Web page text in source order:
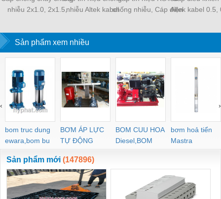
nhiễu 2x1.0, 2x1.5,nhiễu Altek kabelchống nhiễu, Cáp điệnAltek kabel 0.5,
Sản phẩm xem nhiều
bom truc dung
ewara,bom bu
ewara
BƠM ÁP LỰC
TỰ ĐỘNG
BOM CUU HOA
Diesel,BOM
CHUA CHAY
bơm hoả tiển
Mastra
‹ ›
Sản phẩm mới (147896)